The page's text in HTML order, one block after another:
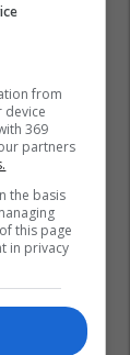
from
device
369
partners
the basis
this page
in privacy